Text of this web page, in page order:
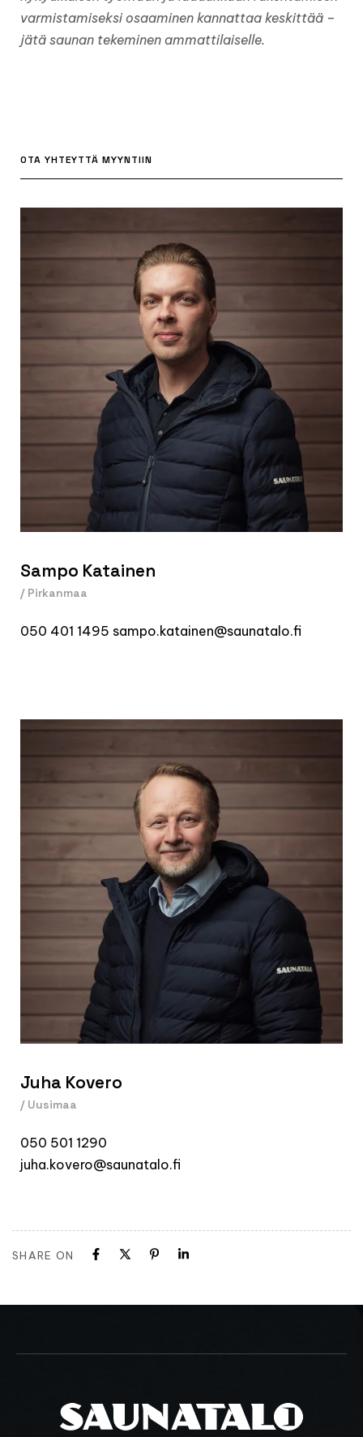
varmistamiseksi osaaminen kannattaa keskittää –
jätä saunan tekeminen ammattilaiselle.
OTA YHTEYTTÄ MYYNTIIN
Sampo Katainen
/ Pirkanmaa
050 401 1495 sampo.katainen@saunatalo.fi
Juha Kovero
/ Uusimaa
050 501 1290
juha.kovero@saunatalo.fi
SHARE ON